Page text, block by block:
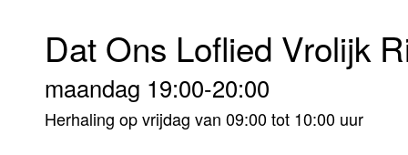
Per dag
Maandag
Alle programma's
Kabelkrant
Dat Ons Loflied Vrolijk
maandag 19:00-20:00
Herhaling op vrijdag van 09:00 tot 10:00 uur